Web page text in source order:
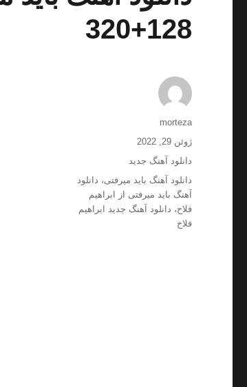
128+320
نویسنده
morteza
ارسال
شده
ژوئن 29, 2022
دسته‌ها
دانلود آهنگ جدید
برچسب‌ها
دانلود آهنگ باید میرفتی، دانلود
آهنگ باید میرفتی از ابراهیم
فلاح، دانلود آهنگ جدید ابراهیم
فلاح